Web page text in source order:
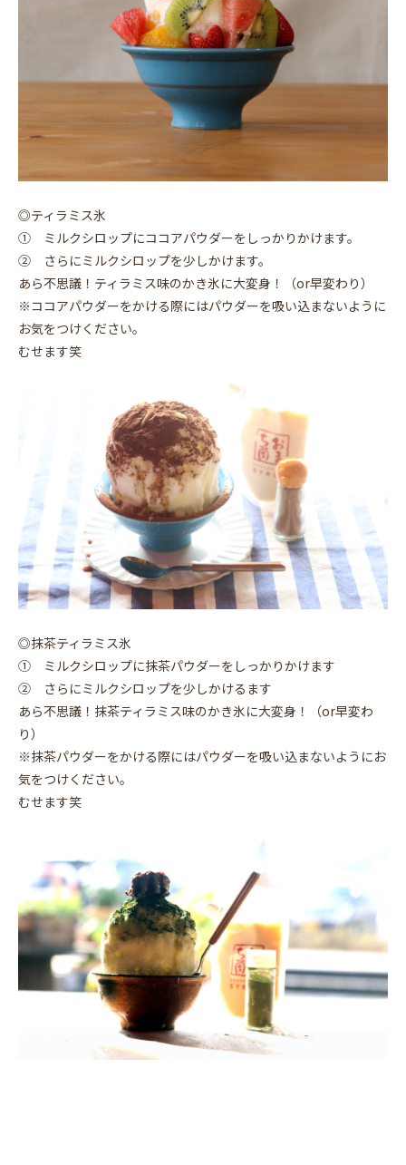
◎ティラミス氷
① ミルクシロップにココアパウダーをしっかりかけます。
② さらにミルクシロップを少しかけます。
あら不思議！ティラミス味のかき氷に大変身！（or早変わり）
※ココアパウダーをかける際にはパウダーを吸い込まないように
お気をつけください。
むせます笑
◎抹茶ティラミス氷
① ミルクシロップに抹茶パウダーをしっかりかけます
② さらにミルクシロップを少しかけるます
あら不思議！抹茶ティラミス味のかき氷に大変身！（or早変わ
り）
※抹茶パウダーをかける際にはパウダーを吸い込まないようにお
気をつけください。
むせます笑